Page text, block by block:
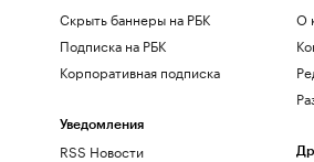
Скрыть баннеры на РБК
Подписка на РБК
Корпоративная подписка
Уведомления
RSS Новости
О